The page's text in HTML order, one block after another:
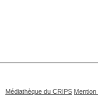
Médiathèque du CRIPS Mention